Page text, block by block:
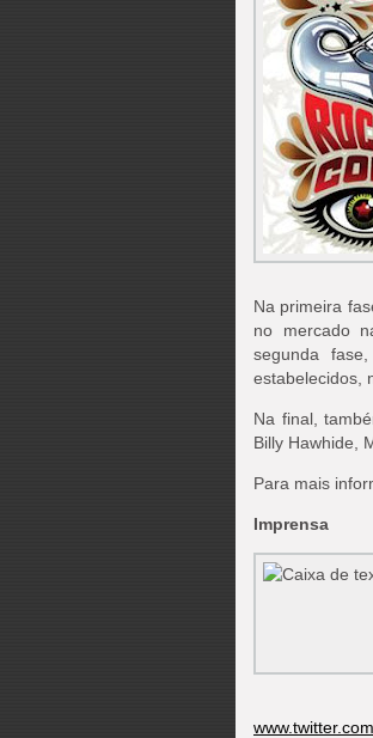
Na primeira
no mercado
segunda
estabelecidos,
Na final,
Billy Hawhide,
Para mais
Imprensa